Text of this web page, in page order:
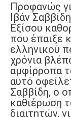
Προφανώς
Ιβάν
Εξίσου
που έπαιξε
ελληνικού
χρόνια
αμφίρροπα
αυτό
Σαββίδη, ο
καθιέρωση
διαιτητών,